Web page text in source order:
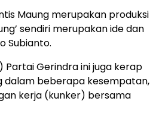
Maung merupakan produksi
sendiri merupakan ide dan
Subianto.
Partai Gerindra ini juga kerap
dalam beberapa kesempatan,
kerja (kunker) bersama